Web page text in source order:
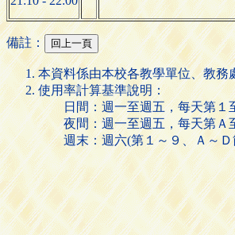
備註：
本資料係由本校各教學單位、教
使用率計算基準說明：
日間：週一至週五，每天第１
夜間：週一至週五，每天第Ａ至
週末：週六(第１～９、Ａ～Ｄ